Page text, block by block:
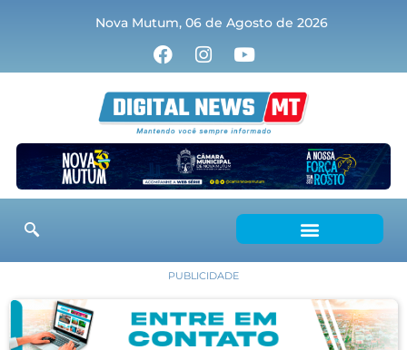
Nova Mutum, 06 de Agosto de 2026
PUBLICIDADE